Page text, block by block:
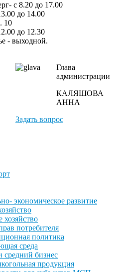
с 8.20 до 17.00
до 14.00
10
до 12.30
- выходной.
Глава
администрации
КАЛЯШОВА
АННА
Задать вопрос
экономическое развитие
хозяйство
потребителя
политика
среда
бизнес
продукция